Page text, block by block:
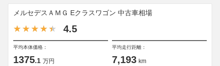
メルセデスＡＭＧ Eクラスワゴン 中古車相場
4.5
平均本体価格：
1375.1 万円
平均走行距離：
7,193 km